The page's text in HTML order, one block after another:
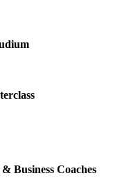
Business Coaches